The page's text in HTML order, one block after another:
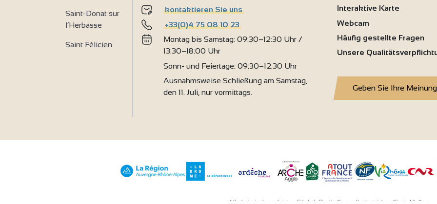
Saint-Donat sur
l’Herbasse
Saint Félicien
kontaktieren Sie uns
+33(0)4 75 08 10 23
Montag bis Samstag: 09:30–12:30 Uhr /
13:30–18:00 Uhr
Sonn- und Feiertage: 09:30–12:30 Uhr
Ausnahmsweise Schließung am Samstag,
den 11. Juli, nur vormittags.
Interaktive Karte
Webcam
Häufig gestellte Fragen
Unsere
Geben Sie Ihre Meinung
Alkoholmissbrauch ist gefährlich für die Gesundheit - trinken Sie in Maβen